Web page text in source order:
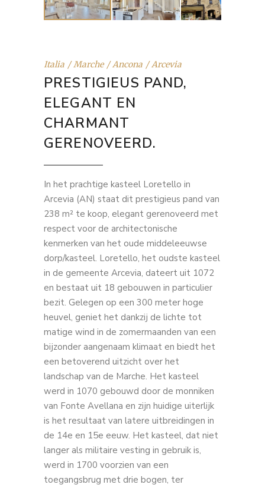
Italia Marche Ancona Arcevia
PRESTIGIEUS PAND,
ELEGANT EN
CHARMANT
GERENOVEERD.
In het prachtige kasteel Loretello in
Arcevia (AN) staat dit prestigieus pand van
238 m² te koop, elegant gerenoveerd met
respect voor de architectonische
kenmerken van het oude middeleeuwse
dorp/kasteel. Loretello, het oudste kasteel
in de gemeente Arcevia, dateert uit 1072
en bestaat uit 18 gebouwen in particulier
bezit. Gelegen op een 300 meter hoge
heuvel, geniet het dankzij de lichte tot
matige wind in de zomermaanden van een
bijzonder aangenaam klimaat en biedt het
een betoverend uitzicht over het
landschap van de Marche. Het kasteel
werd in 1070 gebouwd door de monniken
van Fonte Avellana en zijn huidige uiterlijk
is het resultaat van latere uitbreidingen in
de 14e en 15e eeuw. Het kasteel, dat niet
langer als militaire vesting in gebruik is,
werd in 1700 voorzien van een
toegangsbrug met drie bogen, ter